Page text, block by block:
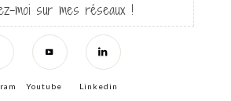
moi sur mes réseaux !
Youtube Linkedin